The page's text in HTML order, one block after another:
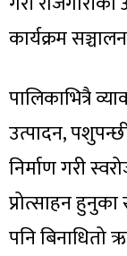
कार्यक्रम
पालिकाभित्रै
उत्पादन,
निर्माण गरी
प्रोत्साहन
पनि बिनाधितो